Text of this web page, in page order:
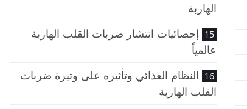
الهاربة
إحصائيات انتشار ضربات القلب الهاربة
عالمياً
النظام الغذائي وتأثيره على وتيرة ضربات
القلب الهاربة